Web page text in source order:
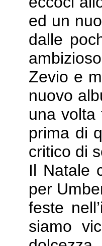
ed un
dalle
Zevio e
nuovo
una volta
prima di
critico di
Il Natale
per
feste
siamo